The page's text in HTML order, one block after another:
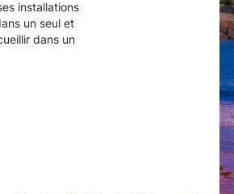
installations
un seul et
dans un